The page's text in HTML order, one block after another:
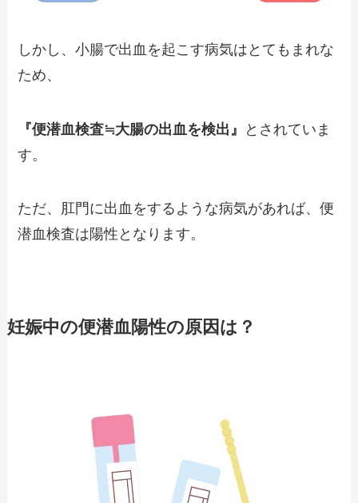
しかし、小腸で出血を起こす病気はとてもまれな
ため、
『便潜血検査≒大腸の出血を検出』
とされていま
す。
ただ、肛門に出血をするような病気があれば、便
潜血検査は陽性となります。
妊娠中の便潜血陽性の原因は？